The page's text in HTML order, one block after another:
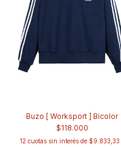
Buzo [ Worksport ] Bicolor
$118.000
12 cuotas sin interés de $9.833,33